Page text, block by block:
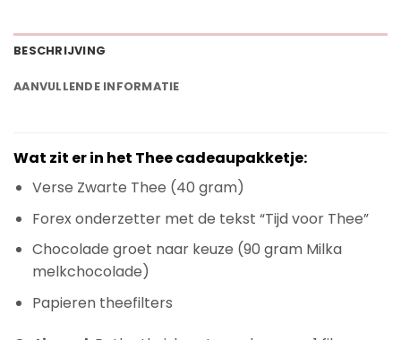
BESCHRIJVING
AANVULLENDE INFORMATIE
Wat zit er in het Thee cadeaupakketje:
Verse Zwarte Thee (40 gram)
Forex onderzetter met de tekst “Tijd voor Thee”
Chocolade groet naar keuze (90 gram Milka
melkchocolade)
Papieren theefilters